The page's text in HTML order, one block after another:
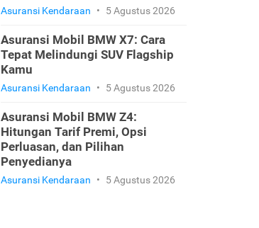
Asuransi Kendaraan • 5 Agustus 2026
Asuransi Mobil BMW X7: Cara
Tepat Melindungi SUV Flagship
Kamu
Asuransi Kendaraan • 5 Agustus 2026
Asuransi Mobil BMW Z4:
Hitungan Tarif Premi, Opsi
Perluasan, dan Pilihan
Penyedianya
Asuransi Kendaraan • 5 Agustus 2026